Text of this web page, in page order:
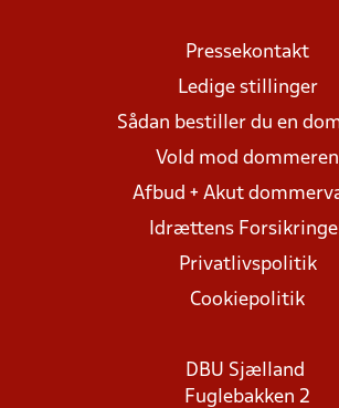
Pressekontakt
Ledige stillinger
Sådan bestiller du en
Vold mod dommeren
Afbud + Akut
Idrættens
Privatlivspolitik
Cookiepolitik
DBU Sjælland
Fuglebakken 2